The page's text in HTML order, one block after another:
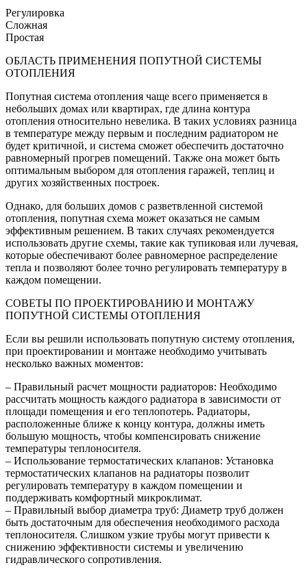
Регулировка
Сложная
Простая
ОБЛАСТЬ ПРИМЕНЕНИЯ ПОПУТНОЙ СИСТЕМЫ
ОТОПЛЕНИЯ
Попутная система отопления чаще всего применяется в
небольших домах или квартирах, где длина контура
отопления относительно невелика. В таких условиях разница
в температуре между первым и последним радиатором не
будет критичной, и система сможет обеспечить достаточно
равномерный прогрев помещений. Также она может быть
оптимальным выбором для отопления гаражей, теплиц и
других хозяйственных построек.
Однако, для больших домов с разветвленной системой
отопления, попутная схема может оказаться не самым
эффективным решением. В таких случаях рекомендуется
использовать другие схемы, такие как тупиковая или лучевая,
которые обеспечивают более равномерное распределение
тепла и позволяют более точно регулировать температуру в
каждом помещении.
СОВЕТЫ ПО ПРОЕКТИРОВАНИЮ И МОНТАЖУ
ПОПУТНОЙ СИСТЕМЫ ОТОПЛЕНИЯ
Если вы решили использовать попутную систему отопления,
при проектировании и монтаже необходимо учитывать
несколько важных моментов:
– Правильный расчет мощности радиаторов: Необходимо
рассчитать мощность каждого радиатора в зависимости от
площади помещения и его теплопотерь. Радиаторы,
расположенные ближе к концу контура, должны иметь
большую мощность, чтобы компенсировать снижение
температуры теплоносителя.
– Использование термостатических клапанов: Установка
термостатических клапанов на радиаторы позволит
регулировать температуру в каждом помещении и
поддерживать комфортный микроклимат.
– Правильный выбор диаметра труб: Диаметр труб должен
быть достаточным для обеспечения необходимого расхода
теплоносителя. Слишком узкие трубы могут привести к
снижению эффективности системы и увеличению
гидравлического сопротивления.